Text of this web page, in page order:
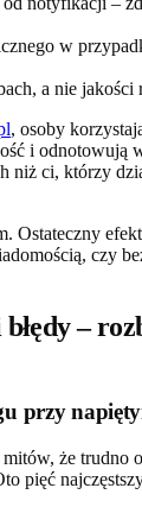
w
a nie jakości
, osoby
i odnotowują
ci, którzy
Ostateczny
czy
–
przy
mitów, że trudno
pięć